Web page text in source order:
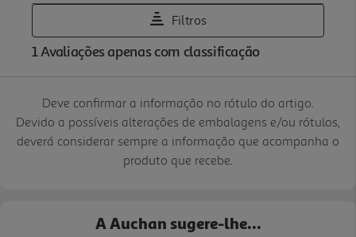
Deve confirmar a informação no rótulo do artigo.
Devido a possíveis alterações de embalagens e/ou rótulos,
deverá considerar sempre a informação que acompanha o
produto que recebe.
A Auchan sugere-lhe...